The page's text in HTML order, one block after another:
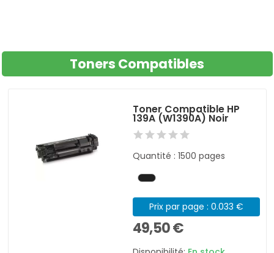
Toners Compatibles
Toner Compatible HP
139A (W1390A) Noir
Quantité : 1500 pages
Prix par page : 0.033 €
49,50 €